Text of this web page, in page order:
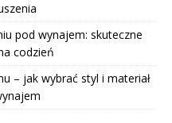
pod wynajem: skuteczne
codzień
– jak wybrać styl i materiał